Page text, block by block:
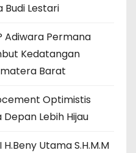
Budi Lestari
Adiwara Permana
Kedatangan
Barat
Optimistis
Lebih Hijau
Utama S.H.M.M